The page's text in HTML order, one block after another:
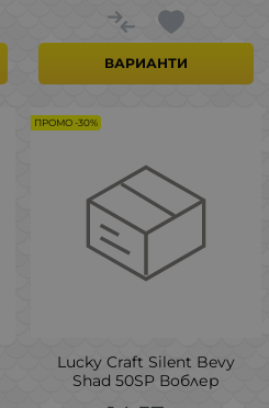
ВАРИАНТИ
Lucky Craft Silent Bevy
Shad 50SP Воблер
ПРОМО -30%